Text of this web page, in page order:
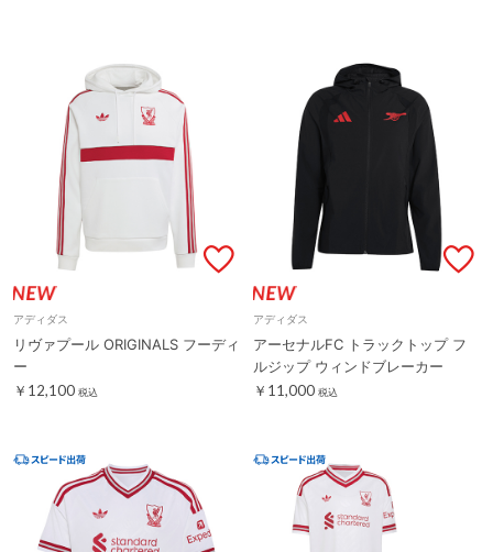
アディダス
リヴァプール ORIGINALS フーディ
ー
￥12,100 税込
アディダス
アーセナルFC トラックトップ フ
ルジップ ウィンドブレーカー
￥11,000 税込